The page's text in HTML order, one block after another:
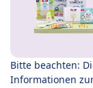
Bitte beachten:
Informationen